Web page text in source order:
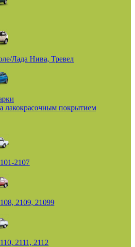
Лада Нива, Тревел
лакокрасочным покрытием
2107
2109, 21099
2111, 2112